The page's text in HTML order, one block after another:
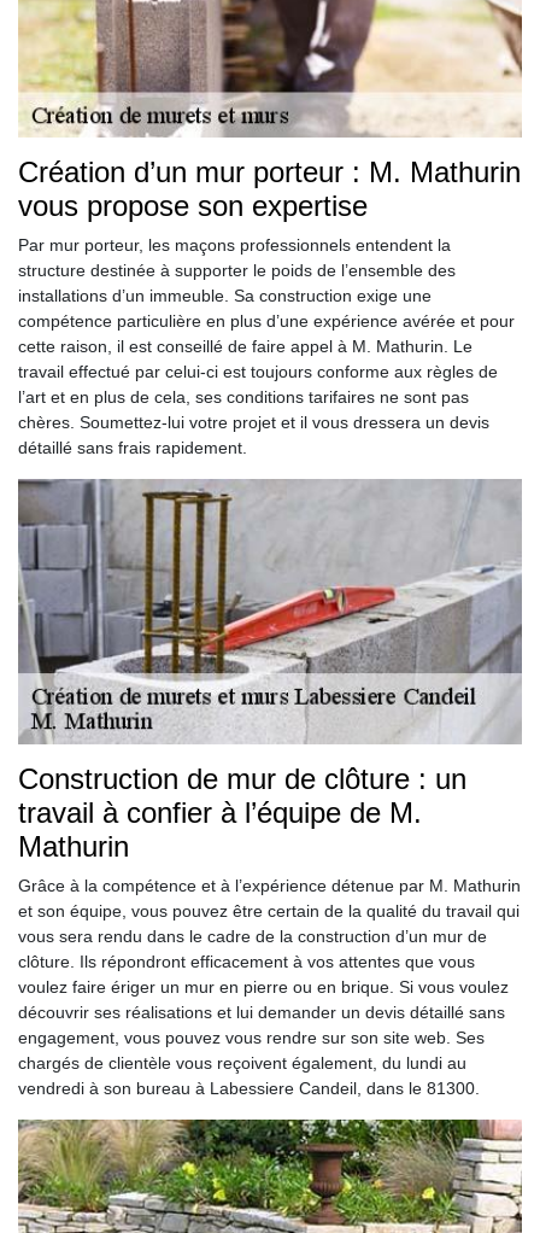
Création d’un mur porteur : M. Mathurin
vous propose son expertise
Par mur porteur, les maçons professionnels entendent la
structure destinée à supporter le poids de l’ensemble des
installations d’un immeuble. Sa construction exige une
compétence particulière en plus d’une expérience avérée et pour
cette raison, il est conseillé de faire appel à M. Mathurin. Le
travail effectué par celui-ci est toujours conforme aux règles de
l’art et en plus de cela, ses conditions tarifaires ne sont pas
chères. Soumettez-lui votre projet et il vous dressera un devis
détaillé sans frais rapidement.
Construction de mur de clôture : un
travail à confier à l’équipe de M.
Mathurin
Grâce à la compétence et à l’expérience détenue par M. Mathurin
et son équipe, vous pouvez être certain de la qualité du travail qui
vous sera rendu dans le cadre de la construction d’un mur de
clôture. Ils répondront efficacement à vos attentes que vous
voulez faire ériger un mur en pierre ou en brique. Si vous voulez
découvrir ses réalisations et lui demander un devis détaillé sans
engagement, vous pouvez vous rendre sur son site web. Ses
chargés de clientèle vous reçoivent également, du lundi au
vendredi à son bureau à Labessiere Candeil, dans le 81300.